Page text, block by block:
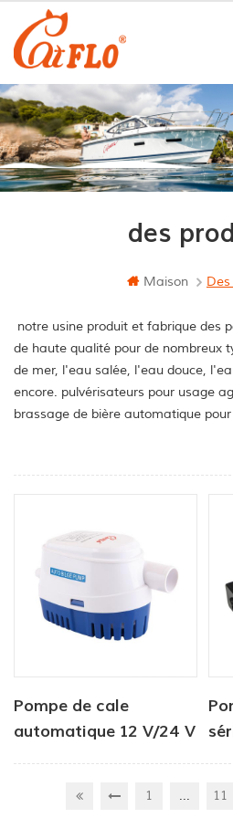
des
Maison
notre usine produit et fabrique des
de haute qualité pour de nombreux
de mer, l'eau salée, l'eau douce,
encore. pulvérisateurs pour usage
brassage de bière automatique
Pompe de cale
automatique 12 V/24 V
1 ... 11